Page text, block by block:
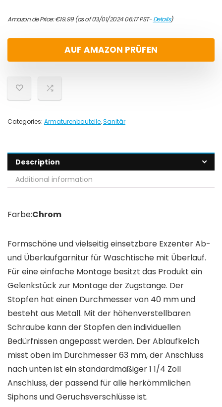
Amazon.de Price:€19.99(as of 03/01/2024 06:17 PST-Details)
AUF AMAZON PRÜFEN
Categories: Armaturenbauteile,Sanitär
Description
Additional information
Farbe:Chrom
Formschöne und vielseitig einsetzbare Exzenter Ab-
und Überlaufgarnitur für Waschtische mit Überlauf.
Für eine einfache Montage besitzt das Produkt ein
Gelenkstück zur Montage der Zugstange. Der
Stopfen hat einen Durchmesser von 40 mm und
besteht aus Metall. Mit der höhenverstellbaren
Schraube kann der Stopfen den individuellen
Bedürfnissen angepasst werden. Der Ablaufkelch
misst oben im Durchmesser 63 mm, der Anschluss
nach unten ist ein standardmäßiger 1 1/4 Zoll
Anschluss, der passend für alle herkömmlichen
Siphons und Geruchsverschlüsse ist.